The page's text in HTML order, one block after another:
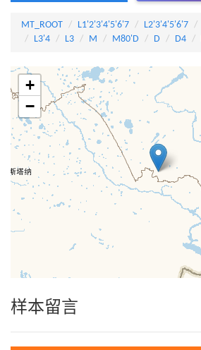
MT_ROOT L1'2'3'4'5'6'7 L2'3'4'5'6'7
L3'4
L3 M M80'D D D4
+
−
样本留言